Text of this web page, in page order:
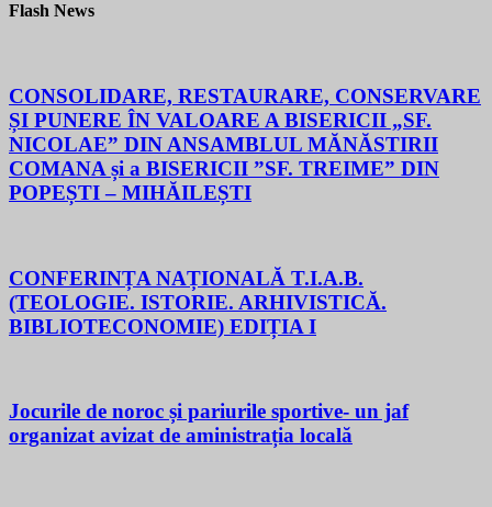
Flash News
CONSOLIDARE, RESTAURARE, CONSERVARE
ȘI PUNERE ÎN VALOARE A BISERICII „SF.
NICOLAE” DIN ANSAMBLUL MĂNĂSTIRII
COMANA și a BISERICII ”SF. TREIME” DIN
POPEȘTI – MIHĂILEȘTI
CONFERINȚA NAȚIONALĂ T.I.A.B.
(TEOLOGIE. ISTORIE. ARHIVISTICĂ.
BIBLIOTECONOMIE) EDIȚIA I
Jocurile de noroc și pariurile sportive- un jaf
organizat avizat de aministrația locală